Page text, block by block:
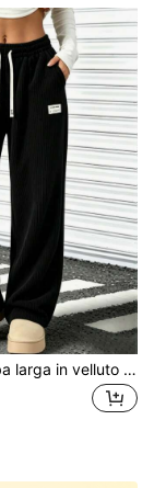
Pantaloni a gamba larga in velluto a coste nero da donna, stile casual con vita con coulisse, vestibilità ampia, adatti per lo stile di strada e lo sport